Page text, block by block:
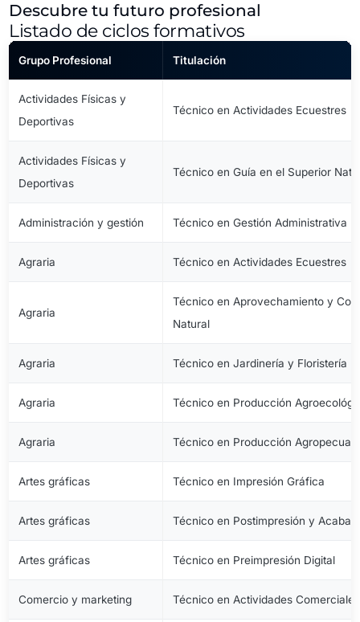
Descubre tu futuro profesional
Listado de ciclos formativos
Grupo Profesional Titulación
Actividades Físicas y
Deportivas
Técnico en Actividades Ecuestres
Actividades Físicas y
Deportivas
Técnico en Guía en el Superior
Administración y gestión Técnico en Gestión Administrativa
Agraria Técnico en Actividades Ecuestres
Agraria
Técnico en Aprovechamiento y
Natural
Agraria Técnico en Jardinería y Floristería
Agraria Técnico en Producción
Agraria Técnico en Producción
Artes gráficas Técnico en Impresión Gráfica
Artes gráficas Técnico en Postimpresión y
Artes gráficas Técnico en Preimpresión Digital
Comercio y marketing Técnico en Actividades Comerciales